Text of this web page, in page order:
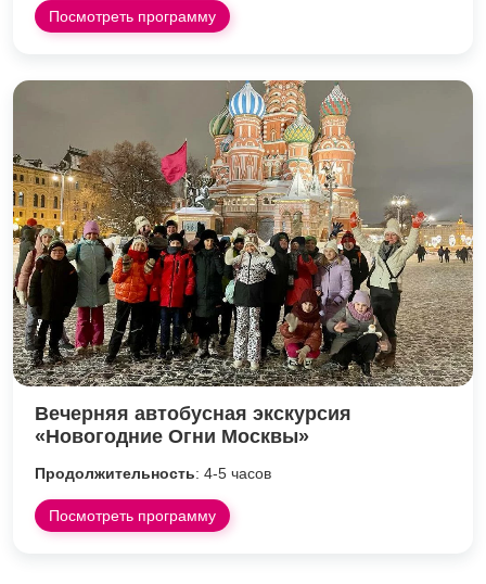
Посмотреть программу
Вечерняя автобусная экскурсия
«Новогодние Огни Москвы»
Продолжительность: 4-5 часов
Посмотреть программу